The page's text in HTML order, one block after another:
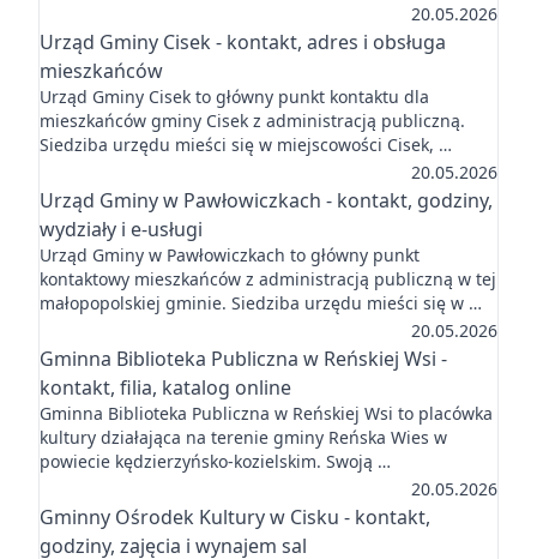
20.05.2026
Urząd Gminy Cisek - kontakt, adres i obsługa
mieszkańców
Urząd Gminy Cisek to główny punkt kontaktu dla
mieszkańców gminy Cisek z administracją publiczną.
Siedziba urzędu mieści się w miejscowości Cisek, …
20.05.2026
Urząd Gminy w Pawłowiczkach - kontakt, godziny,
wydziały i e-usługi
Urząd Gminy w Pawłowiczkach to główny punkt
kontaktowy mieszkańców z administracją publiczną w tej
małopopolskiej gminie. Siedziba urzędu mieści się w …
20.05.2026
Gminna Biblioteka Publiczna w Reńskiej Wsi -
kontakt, filia, katalog online
Gminna Biblioteka Publiczna w Reńskiej Wsi to placówka
kultury działająca na terenie gminy Reńska Wies w
powiecie kędzierzyńsko-kozielskim. Swoją …
20.05.2026
Gminny Ośrodek Kultury w Cisku - kontakt,
godziny, zajęcia i wynajem sal